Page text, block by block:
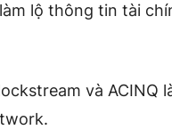
lộ thông tin tài
và ACINQ